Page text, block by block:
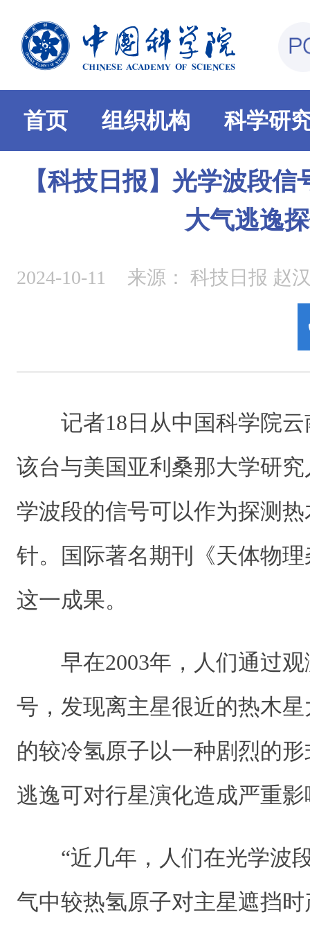
首页 组织机构 科学研
【科技日报】光学波段
大气逃逸
2024-10-11 来源： 科技日报 赵
记者18日从中国科学院
该台与美国亚利桑那大学研
学波段的信号可以作为探测
针。国际著名期刊《天体物
这一成果。
早在2003年，人们通过
号，发现离主星很近的热木
的较冷氢原子以一种剧烈的
逃逸可对行星演化造成严重影
“近几年，人们在光学波
气中较热氢原子对主星遮挡